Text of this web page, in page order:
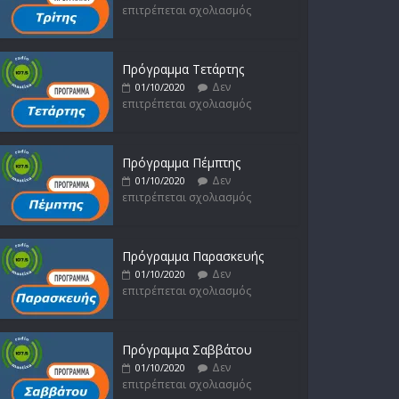
επιτρέπεται σχολιασμός
επιτρέπεται σχολιασμός
Πρόγραμμα Τετάρτης
01/10/2020
Δεν
επιτρέπεται σχολιασμός
Πρόγραμμα Πέμπτης
01/10/2020
Δεν
επιτρέπεται σχολιασμός
Πρόγραμμα Παρασκευής
01/10/2020
Δεν
επιτρέπεται σχολιασμός
Πρόγραμμα Σαββάτου
01/10/2020
Δεν
επιτρέπεται σχολιασμός